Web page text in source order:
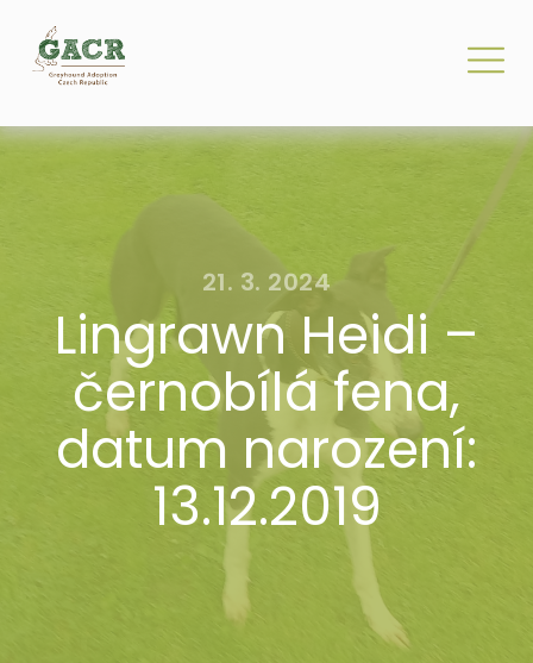
21. 3. 2024
Lingrawn Heidi –
černobílá fena,
datum narození:
13.12.2019